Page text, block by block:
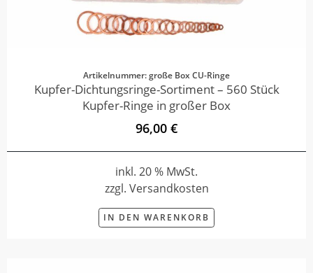
Artikelnummer: große Box CU-Ringe
Kupfer-Dichtungsringe-Sortiment – 560 Stück
Kupfer-Ringe in großer Box
96,00 €
inkl. 20 % MwSt.
zzgl. Versandkosten
IN DEN WARENKORB